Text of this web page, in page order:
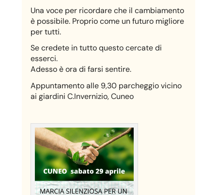
Una voce per ricordare che il cambiamento
è possibile. Proprio come un futuro migliore
per tutti.
Se credete in tutto questo cercate di
esserci.
Adesso è ora di farsi sentire.
Appuntamento alle 9,30 parcheggio vicino
ai giardini C.Invernizio, Cuneo